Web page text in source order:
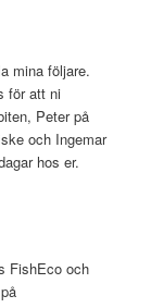
mina följare.
för att ni
Peter på
och Ingemar
hos er.
FishEco och